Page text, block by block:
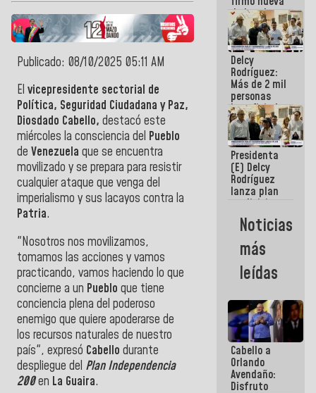
Publicado: 08/10/2025 05:11 AM
El vicepresidente sectorial de
Política, Seguridad Ciudadana y Paz,
Diosdado Cabello, destacó este
miércoles la consciencia del Pueblo
de Venezuela que se encuentra
movilizado y se prepara para resistir
cualquier ataque que venga del
imperialismo y sus lacayos contra la
Patria.
"Nosotros nos movilizamos,
tomamos las acciones y vamos
practicando, vamos haciendo lo que
concierne a un Pueblo que tiene
conciencia plena del poderoso
enemigo que quiere apoderarse de
los recursos naturales de nuestro
país", expresó Cabello durante
despliegue del Plan Independencia
200en La Guaira.
de Ley de
Arrendamiento
aprobada
por la AN
Delcy
Rodríguez:
Más de 2 mil
personas
beneficiadas
con planes
para
atención de
emergencia
sísmica en
la última
semana
Presidenta
(E) Delcy
Rodríguez
lanza plan
crediticio
con subsidio
a Juntas de
Condominio
Noticias
más
leídas
Cabello a
Orlando
Avendaño:
Disfruto